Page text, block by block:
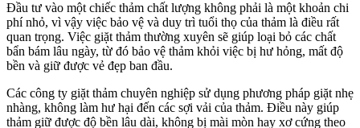
Đầu tư vào một chiếc thảm chất lượng không phải là một khoản chi
phí nhỏ, vì vậy việc bảo vệ và duy trì tuổi thọ của thảm là điều rất
quan trọng. Việc giặt thảm thường xuyên sẽ giúp loại bỏ các chất
bẩn bám lâu ngày, từ đó bảo vệ thảm khỏi việc bị hư hỏng, mất độ
bền và giữ được vẻ đẹp ban đầu.
Các công ty giặt thảm chuyên nghiệp sử dụng phương pháp giặt nhẹ
nhàng, không làm hư hại đến các sợi vải của thảm. Điều này giúp
thảm giữ được độ bền lâu dài, không bị mài mòn hay xơ cứng theo